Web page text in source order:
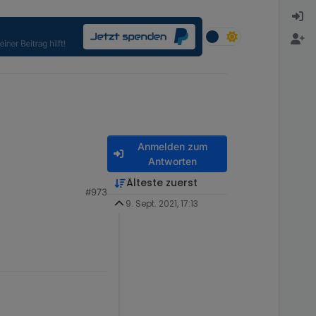
Si-R und
dich...
Adresse per
#973
Anmelden zum
Antworten
Älteste zuerst
9. Sept. 2021, 17:13